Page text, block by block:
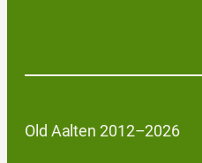
Old Aalten 2012–2026